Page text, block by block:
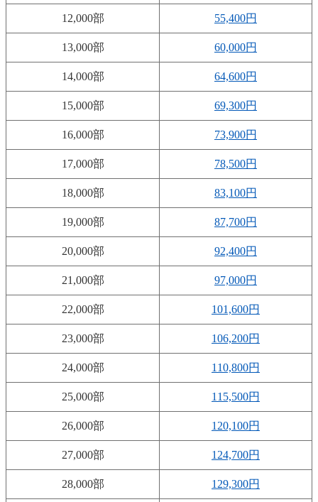
12,000部 55,400円
13,000部 60,000円
14,000部 64,600円
15,000部 69,300円
16,000部 73,900円
17,000部 78,500円
18,000部 83,100円
19,000部 87,700円
20,000部 92,400円
21,000部 97,000円
22,000部 101,600円
23,000部 106,200円
24,000部 110,800円
25,000部 115,500円
26,000部 120,100円
27,000部 124,700円
28,000部 129,300円